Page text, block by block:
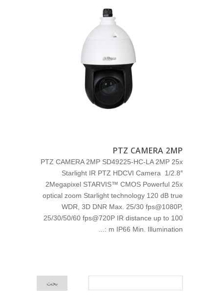
PTZ CAMERA 2MP
PTZ CAMERA 2MP SD49225-HC-LA 2MP 25x
Starlight IR PTZ HDCVI Camera 1/2.8″
2Megapixel STARVIS™ CMOS Powerful 25x
optical zoom Starlight technology 120 dB true
WDR, 3D DNR Max. 25/30 fps@1080P,
25/30/50/60 fps@720P IR distance up to 100
m IP66 Min. Illumination :...